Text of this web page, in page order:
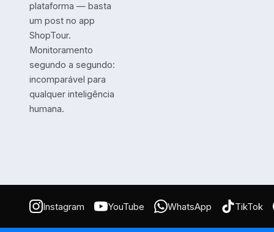
plataforma — basta
um post no app
ShopTour.
Monitoramento
segundo a segundo:
incomparável para
qualquer inteligência
humana.
Instagram YouTube WhatsApp TikTok